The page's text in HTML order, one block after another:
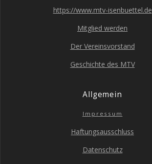
https://www.mtv-isenbuettel.de
Mit­glied werden
Der Ver­eins­vor­stand
Geschich­te des MTV
All­ge­mein
Impres­sum
Haf­tungs­aus­schluss
Daten­schutz